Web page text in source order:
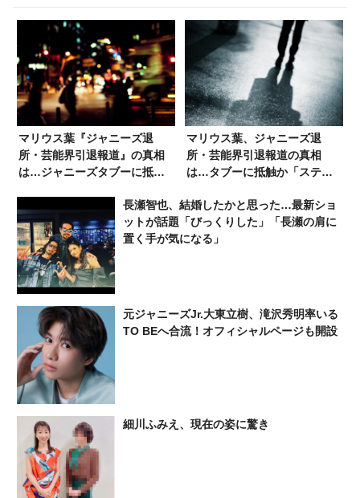
マリウス葉『ジャニーズ退
所・芸能界引退報道』の真相
は…ジャニーズタブーに抵触
マリウス葉、ジャニーズ退
所・芸能界引退報道の真相
は…タブーに抵触か「ステー
すればいい」の声
長瀬智也、結婚したかと思った…最新ショ
ットが話題「びっくりした」「長瀬の肩に
置く手が気になる」
元ジャニーズJr.大東立樹、滝沢秀明率いる
TO BEへ合流！オフィシャルページも開設
細川ふみえ、現在の姿に驚き